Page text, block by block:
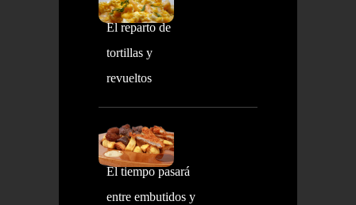
El reparto de
tortillas y
revueltos
El tiempo pasará
entre embutidos y